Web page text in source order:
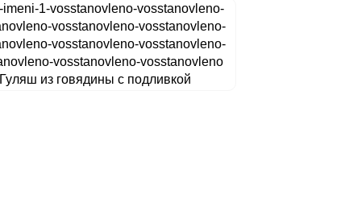
Гуляш из говядины с подливкой